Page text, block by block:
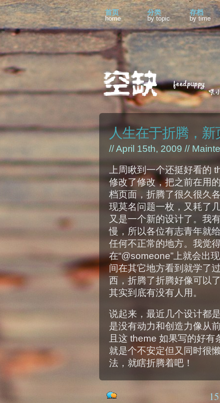
首页
home
分类
by topic
存档
by time
人生在于折腾，新
// April 15th, 2009 //
上周瞅到一个还挺好看的
修改了修改，把之前在用
档页面，折腾了很久很久
现莫名问题一枚，又耗了
又是一个新的设计了。我
慢，所以各位有志青年就
任何不正常的地方。我觉
在“@someone”上就会出
间在其它地方看到就学了
西，折腾了折腾好像可以
其实到底有没有人用。
说起来，最近几个设计都
是没有动力和创造力像从
且这 theme 如果写的好
就是个不安定但又同时很
法，就瞎折腾着吧！